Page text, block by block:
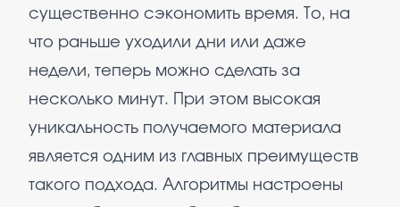
существенно сэкономить время. То, на
что раньше уходили дни или даже
недели, теперь можно сделать за
несколько минут. При этом высокая
уникальность получаемого материала
является одним из главных преимуществ
такого подхода. Алгоритмы настроены